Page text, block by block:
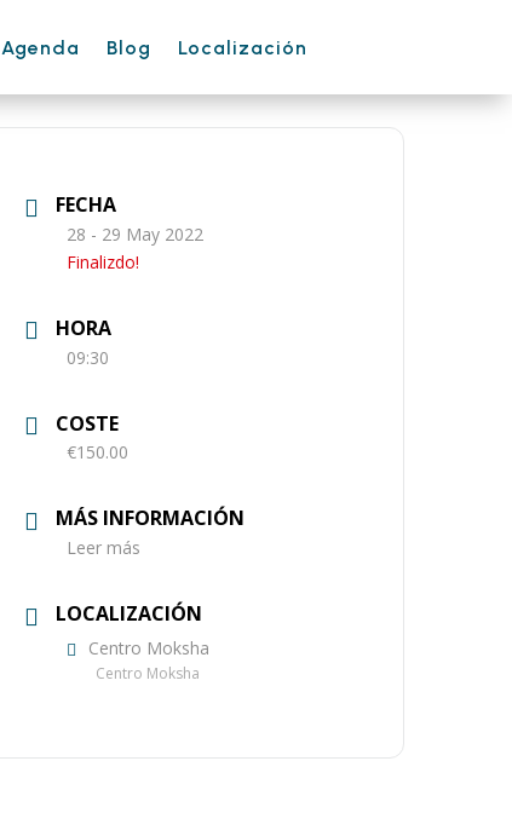
Agenda Blog Localización
FECHA
28 - 29 May 2022
Finalizdo!
HORA
09:30
COSTE
€150.00
MÁS INFORMACIÓN
Leer más
LOCALIZACIÓN
Centro Moksha
Centro Moksha